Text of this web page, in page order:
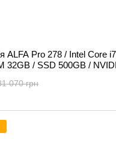
ALFA Pro 278 / Intel Core
32GB / SSD 500GB /
070 грн